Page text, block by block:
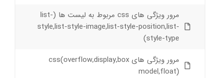
مرور ویژگی های css مربوط به لیست ها (list-
style,list-style-image,list-style-position,list-
style-type)
مرور ویژگی های css(overflow,display,box
model,float)